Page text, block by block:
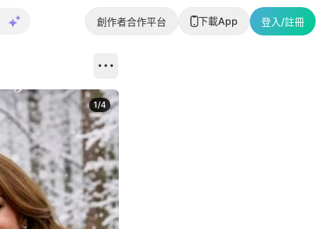
創作者合作平台 下載App 登入/註冊
1/4